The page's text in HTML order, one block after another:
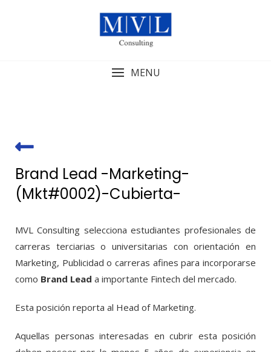
MENU
Brand Lead -Marketing-
(Mkt#0002)-Cubierta-
MVL Consulting selecciona estudiantes profesionales de
carreras terciarias o universitarias con orientación en
Marketing, Publicidad o carreras afines para incorporarse
como Brand Lead a importante Fintech del mercado.
Esta posición reporta al Head of Marketing.
Aquellas personas interesadas en cubrir esta posición